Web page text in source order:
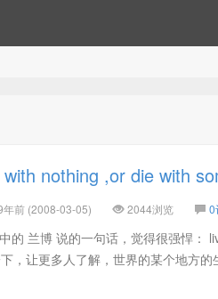
with nothing ,or die with
年前 (2008-03-05) 2044浏览 0
中的 兰博 说的一句话，觉得很强悍
，让更多人了解，世界的某个地方